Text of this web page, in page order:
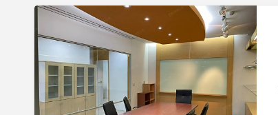
成
隔
間
87519898
覺
【台
北
市
內
湖
區】